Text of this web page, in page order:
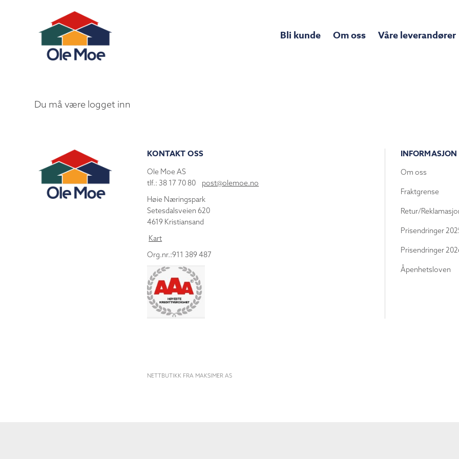
Bli kunde Om oss Våre leverandører
Du må være logget inn
KONTAKT OSS
Ole Moe AS
tlf.: 38 17 70 80 post@olemoe.no
Høie Næringspark
Setesdalsveien 620
4619 Kristiansand
Kart
Org.nr.:911 389 487
INFORMASJON
Om oss
Fraktgrense
Retur/
Prisendringer
Prisendringer
Åpenhetsloven
NETTBUTIKK FRA MAKSIMER AS